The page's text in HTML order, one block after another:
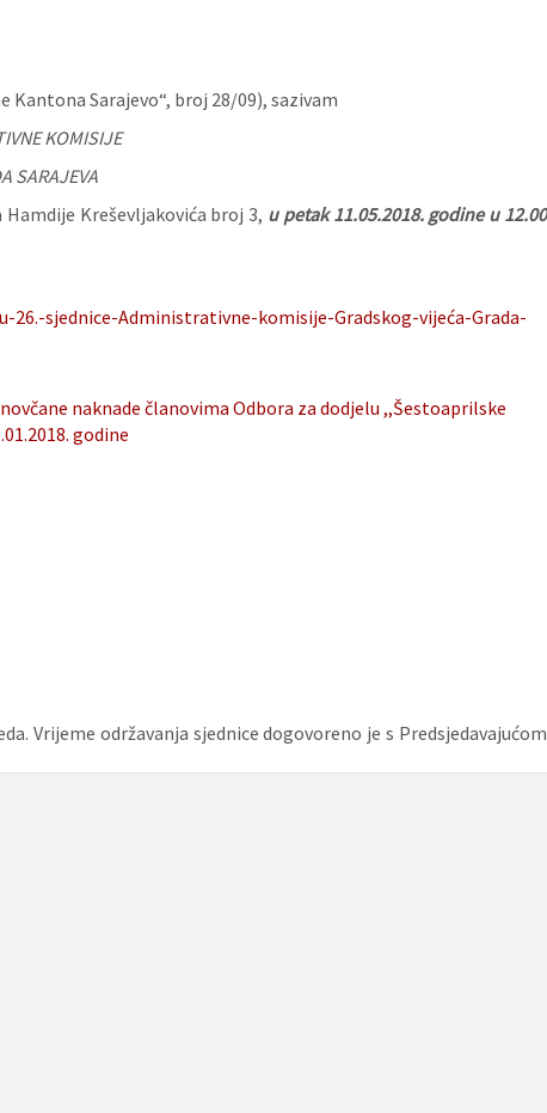
Kantona Sarajevo“, broj 28/09), sazivam
KOMISIJE
SARAJEVA
Hamdije Kreševljakovića broj 3, u petak 11.05.2018. godine u 12.00
sjednice-Administrativne-komisije-Gradskog-vijeća-Grada-
naknade članovima Odbora za dodjelu ,,Šestoaprilske
godine
Vrijeme održavanja sjednice dogovoreno je s Predsjedavajućom